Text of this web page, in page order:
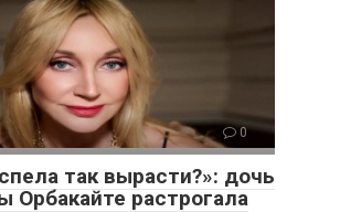
0
так вырасти?»: дочь
Орбакайте растрогала